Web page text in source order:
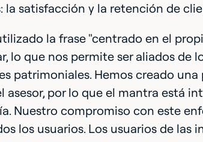
la satisfacción y la retención de
la frase "centrado en el
lo que nos permite ser aliados de
patrimoniales. Hemos creado
asesor, por lo que el mantra está
Nuestro compromiso con este
los usuarios. Los usuarios de las